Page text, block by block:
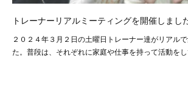
トレーナーリアルミーティングを開催しまし
２０２４年３月２日の土曜日トレーナー達がリアル
た。普段は、それぞれに家庭や仕事を持って活動を